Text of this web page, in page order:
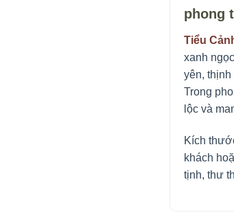
phong
Tiểu
xanh
yên,
Trong
lộc và
Kích
khách
tịnh, thư